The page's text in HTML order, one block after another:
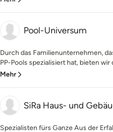
Pool-Universum
Durch das Familienunternehmen,
PP-Pools spezialisiert hat, bieten wir
Mehr
SiRa Haus- und
Spezialisten fürs Ganze Aus der